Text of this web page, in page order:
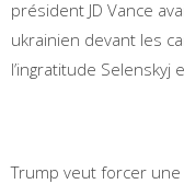
président JD Vance
ukrainien devant les
l’ingratitude Selenskyj
Trump veut forcer